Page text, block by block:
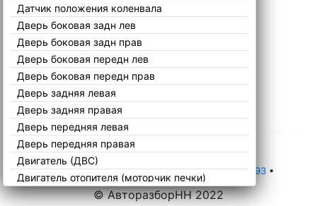
Датчик положения коленвала
Дверь боковая задн лев
Дверь боковая задн прав
Дверь боковая передн лев
Дверь боковая передн прав
Дверь задняя левая
Дверь задняя правая
Дверь передняя левая
Дверь передняя правая
Двигатель (ДВС)
Двигатель отопителя (моторчик печки)
Двигатель стеклоочистителя (моторчик
Главная•Каталог•Ford•Sierra•2 1987-1993•
© АвторазборНН 2022